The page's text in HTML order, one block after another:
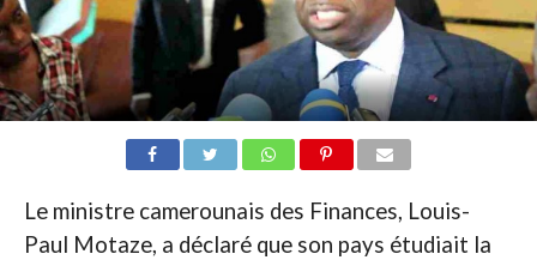
Le ministre camerounais des Finances, Louis-
Paul Motaze, a déclaré que son pays étudiait la